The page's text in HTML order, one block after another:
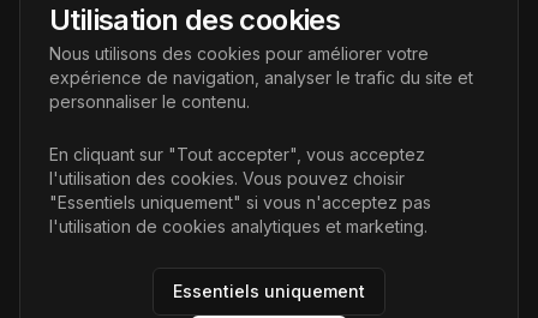
AI Futur
Portail de l'avenir de l'intelligence artificielle, vous aidant à
découvrir les dernières technologies IA.
Liens
Accueil
Articles
Utilisation des cookies
Nous utilisons des cookies pour améliorer votre
expérience de navigation, analyser le trafic du site et
personnaliser le contenu.
En cliquant sur "Tout accepter", vous acceptez
l'utilisation des cookies. Vous pouvez choisir
"Essentiels uniquement" si vous n'acceptez pas
l'utilisation de cookies analytiques et marketing.
Essentiels uniquement